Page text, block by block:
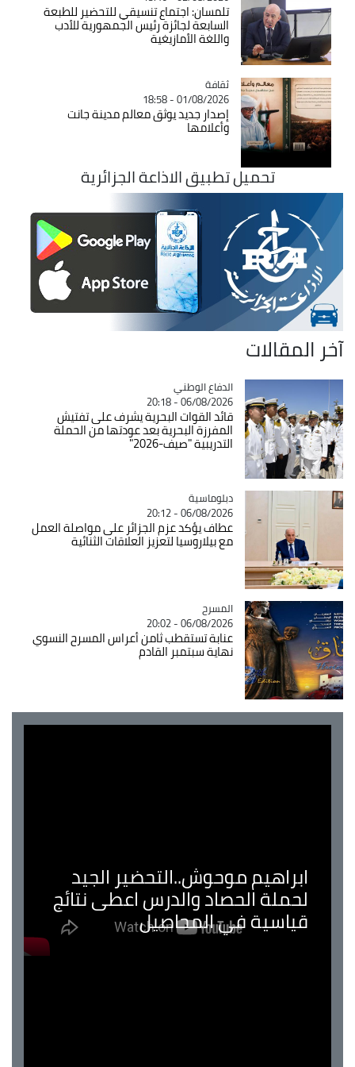
تلمسان: اجتماع تنسيقي للتحضير للطبعة
السابعة لجائزة رئيس الجمهورية للأدب
واللغة الأمازيغية
Catégorie
ثقافة
01/08/2026 - 18:58
إصدار جديد يوثق معالم مدينة جانت
وأعلامها
تحميل تطبيق الاذاعة الجزائرية
آخر المقالات
Catégorie
الدفاع الوطني
06/08/2026 - 20:18
قائد القوات البحرية يشرف على تفتيش
المفرزة البحرية بعد عودتها من الحملة
التدريبية "صيف-2026"
Catégorie
دبلوماسية
06/08/2026 - 20:12
عطاف يؤكد عزم الجزائر على مواصلة العمل
مع بيلاروسيا لتعزيز العلاقات الثنائية
Catégorie
المسرح
06/08/2026 - 20:02
عنابة تستقطب ثامن أعراس المسرح النسوي
نهاية سبتمبر القادم
ابراهيم موحوش..التحضير الجيد
لحملة الحصاد والدرس اعطى نتائج
قياسية في المحاصيل